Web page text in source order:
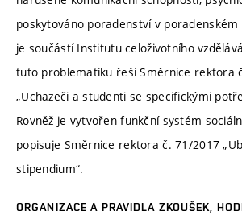
poskytováno poradenství v poradenském
je součástí Institutu celoživotního
tuto problematiku řeší Směrnice rektora
„Uchazeči a studenti se specifickými
Rovněž je vytvořen funkční systém
popisuje Směrnice rektora č. 71/2017
stipendium“.
ORGANIZACE A PRAVIDLA ZKOUŠEK,